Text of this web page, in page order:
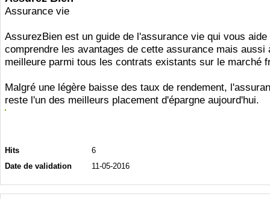
Assurance vie
AssurezBien est un guide de l'assurance vie qui vous aide
comprendre les avantages de cette assurance mais aussi
meilleure parmi tous les contrats existants sur le marché
Malgré une légère baisse des taux de rendement,
reste l'un des meilleurs placement d'épargne aujourd'hui.
Hits
6
Date de validation
11-05-2016